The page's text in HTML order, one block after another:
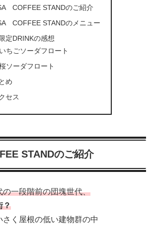
COFFEE STANDのご紹介
COFFEE STANDのメニュー
定DRINKの感想
いちごソーダフロート
ソーダフロート
め
セス
STANDのご紹介
の一段階前の団塊世代、
？
さく屋根の低い建物群の中